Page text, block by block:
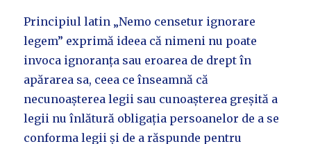
Principiul latin „Nemo censetur ignorare
legem” exprimă ideea că nimeni nu poate
invoca ignoranța sau eroarea de drept în
apărarea sa, ceea ce înseamnă că
necunoașterea legii sau cunoașterea greșită a
legii nu înlătură obligația persoanelor de a se
conforma legii și de a răspunde pentru